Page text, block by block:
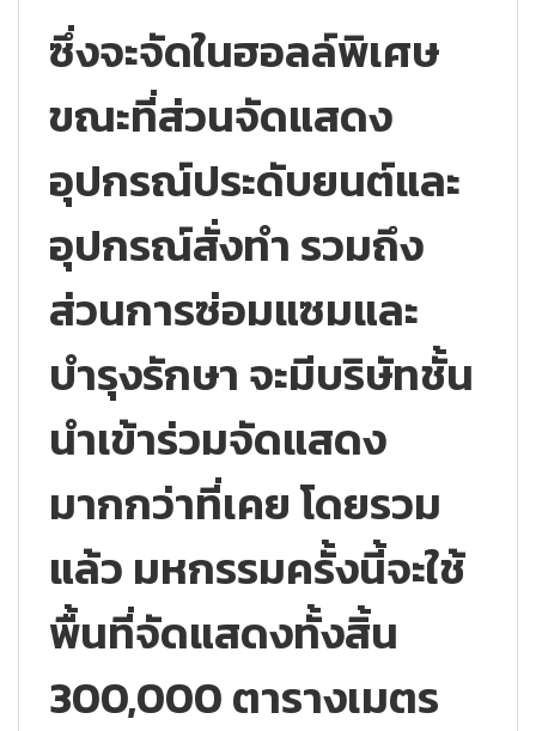
ซึ่งจะจัดในฮอลล์พิเศษ
ขณะที่ส่วนจัดแสดง
อุปกรณ์ประดับยนต์และ
อุปกรณ์สั่งทำ รวมถึง
ส่วนการซ่อมแซมและ
บำรุงรักษา จะมีบริษัทชั้น
นำเข้าร่วมจัดแสดง
มากกว่าที่เคย โดยรวม
แล้ว มหกรรมครั้งนี้จะใช้
พื้นที่จัดแสดงทั้งสิ้น
300,000 ตารางเมตร